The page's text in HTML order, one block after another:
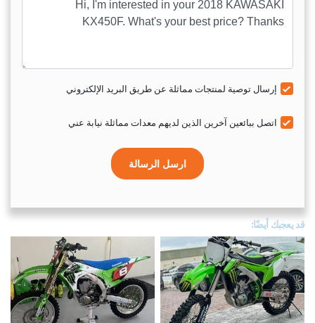
إرسال توصية لمنتجات مماثلة عن طريق البريد الإلكتروني
اتصل ببائعين آخرين الذين لديهم معدات مماثلة نيابة عني
ارسل الرسالة
قد يعجبك أيضًا: